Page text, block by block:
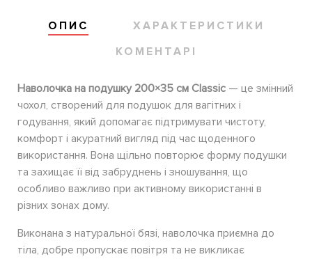
ОПИС
ХАРАКТЕРИСТИКИ
КОМЕНТАРІ
Наволочка на подушку 200×35 см Classic — це змінний
чохол, створений для подушок для вагітних і
годування, який допомагає підтримувати чистоту,
комфорт і акуратний вигляд під час щоденного
використання. Вона щільно повторює форму подушки
та захищає її від забруднень і зношування, що
особливо важливо при активному використанні в
різних зонах дому.
Виконана з натуральної бязі, наволочка приємна до
тіла, добре пропускає повітря та не викликає